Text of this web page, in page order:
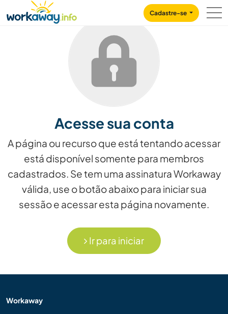
CONTENT
MAIN NAVIGATION
Cadastre-se
Acesse sua conta
A página ou recurso que está tentando acessar
está disponível somente para membros
cadastrados. Se tem uma assinatura Workaway
válida, use o botão abaixo para iniciar sua
sessão e acessar esta página novamente.
Ir para iniciar
Workaway